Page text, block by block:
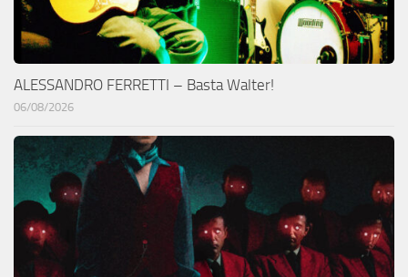
ALESSANDRO FERRETTI – Basta Walter!
06/08/2026